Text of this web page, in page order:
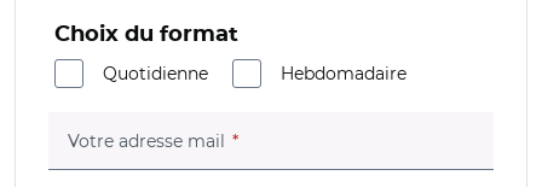
Choix du format
Quotidienne
Hebdomadaire
Votre adresse mail (champ obligatoire)